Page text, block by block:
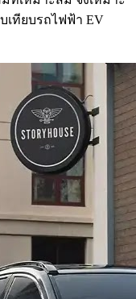
เทียบรถไฟฟ้า EV